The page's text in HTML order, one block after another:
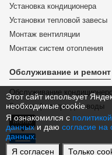
Этот сайт использует
необходимые cookie.
Я ознакомился с
данныхи даю согласие на
данных.
Я согласен
Только
Установка кондиционера
Установки тепловой завесы
Монтаж вентиляции
Монтаж систем отопления
Обслуживание и ремонт
Обслуживание
Замена фильтра для воды
Меню